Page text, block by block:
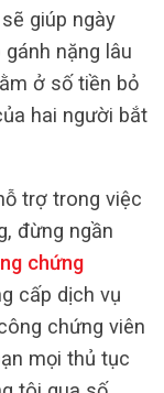
giúp ngày
nặng lâu
ở số tiền bỏ
hai người bắt
trợ trong việc
đừng ngần
chứng
cấp dịch vụ
chứng viên
mọi thủ tục